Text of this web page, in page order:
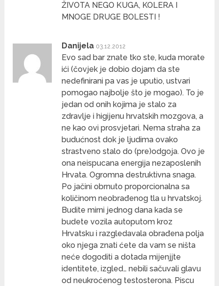
ŽIVOTA NEGO KUGA, KOLERA I
MNOGE DRUGE BOLESTI !
Danijela 03.12.2012
Evo sad bar znate tko ste, kuda morate
ići (čovjek je dobio dojam da ste
nedefinirani pa vas je uputio, ustvari
pomogao najbolje što je mogao). To je
jedan od onih kojima je stalo za
zdravlje i higijenu hrvatskih mozgova, a
ne kao ovi prosvjetari. Nema straha za
budućnost dok je ljudima ovako
strastveno stalo do (pre)odgoja. Ovo je
ona neispucana energija nezaposlenih
Hrvata. Ogromna destruktivna snaga.
Po jačini obrnuto proporcionalna sa
količinom neobrađenog tla u hrvatskoj.
Budite mirni jednog dana kada se
budete vozila autoputom kroz
Hrvatsku i razgledavala obrađena polja
oko njega znati ćete da vam se ništa
neće dogoditi a dotada mijenjjte
identitete, izgled… nebili sačuvali glavu
od neukroćenog testosterona. Piscu